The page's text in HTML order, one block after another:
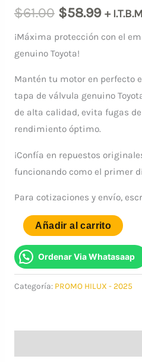
$61.00 El
precio
original
era:
$61.00.
$58.99El
precio
es:
+
¡Máxima protección con el
genuino Toyota!
Mantén tu motor en perfecto
tapa de válvula genuino
de alta calidad, evita fugas
rendimiento óptimo.
¡Confía en repuestos
funcionando como el primer
Para cotizaciones y envío,
EMPAQUE
TAPA
VALVULA
+
4
SELLOS
Añadir al carrito
Ordenar Via Whatasaap
Categoría: PROMO HILUX - 2025